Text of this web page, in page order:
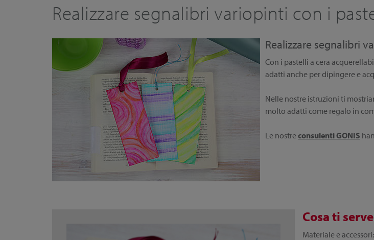
Realizzare segnalibri variopinti con i
Realizzare segnalibri
Con i pastelli a cera
adatti anche per dipingere e
Nelle nostre istruzioni ti
molto adatti come regalo in
Le nostreconsulenti GONIS
Cosa ti
Materiale e accessori:
Segnalibro variante
Segnalibro variante
Segnalibro variante